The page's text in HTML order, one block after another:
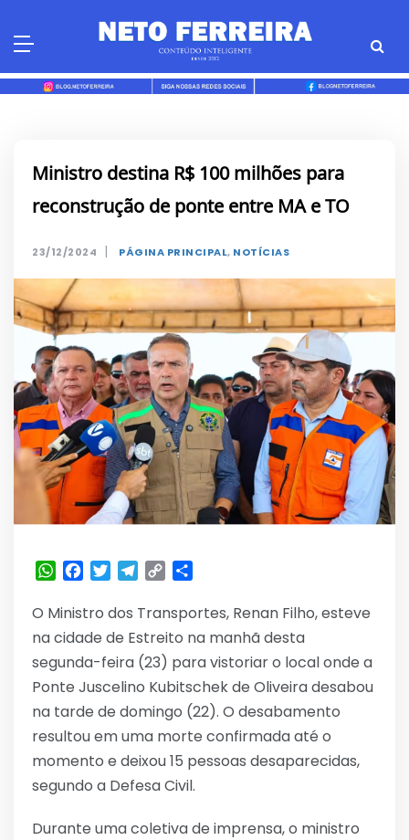
Ministro destina R$ 100 milhões para
reconstrução de ponte entre MA e TO
23/12/2024 | PÁGINA PRINCIPAL, NOTÍCIAS
WhatsApp
Facebook
TwitterTelegram
Copy
O Ministro dos Transportes, Renan Filho, esteve
na cidade de Estreito na manhã desta
segunda-feira (23) para vistoriar o local onde a
Ponte Juscelino Kubitschek de Oliveira desabou
na tarde de domingo (22). O desabamento
resultou em uma morte confirmada até o
momento e deixou 15 pessoas desaparecidas,
segundo a Defesa Civil.
Durante uma coletiva de imprensa, o ministro